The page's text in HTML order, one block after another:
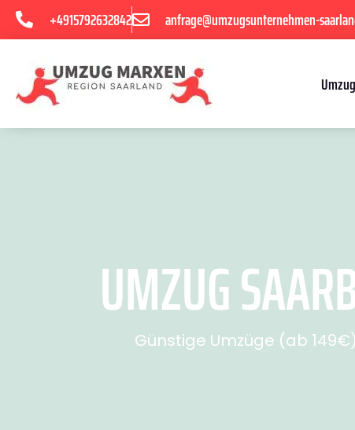
+4915792632842 anfrage@umzugsunternehmen-
UMZUG
Günstige Umzüge (ab